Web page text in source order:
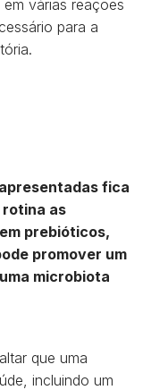
várias reações
para a
fica
rotina as
prebióticos,
promover um
microbiota
que uma
incluindo um